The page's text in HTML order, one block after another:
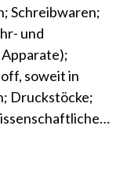
Schreibwaren;
und
soweit in
Druckstöcke;